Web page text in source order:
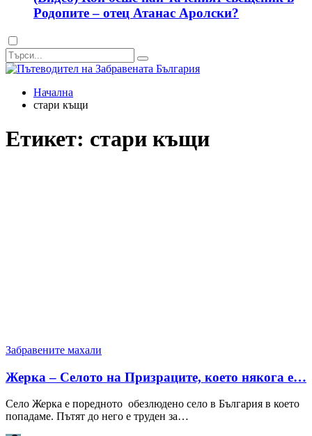
Родопите – отец Атанас Аролски?
Dark
mode
Начална
стари къщи
Етикет: стари къщи
Забравените махали
Жерка – Селото на Призраците, което някога е…
Село Жерка е поредното обезлюдено село в България в което
попадаме. Пътят до него е труден за…